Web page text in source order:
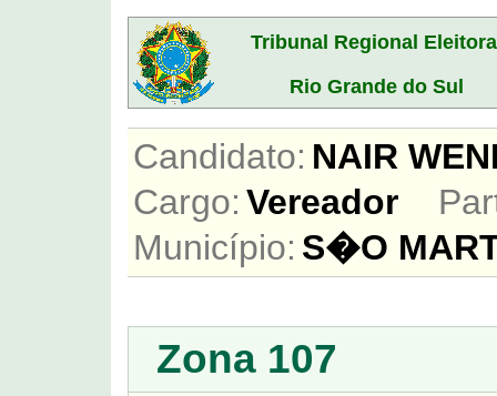
Tribunal Regional
Rio Grande do Sul
Candidato: NAIR
Cargo: Vereador
Município: S�O
Zona 107